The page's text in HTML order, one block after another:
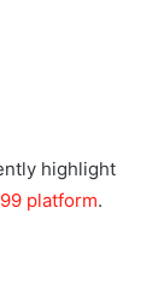
highlight
platform.